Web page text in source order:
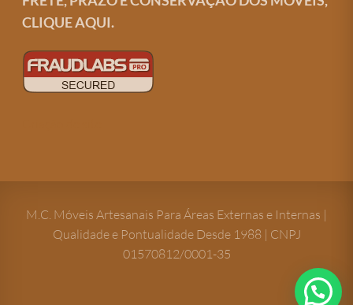
CLIQUE AQUI.
M.C. Móveis Artesanais Para Áreas Externas e Internas |
Qualidade e Pontualidade Desde 1988 | CNPJ
01570812/0001-35